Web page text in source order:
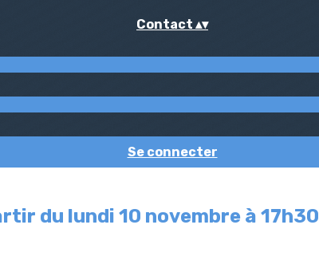
Contact ▴▾
Se connecter
du lundi 10 novembre à 17h30